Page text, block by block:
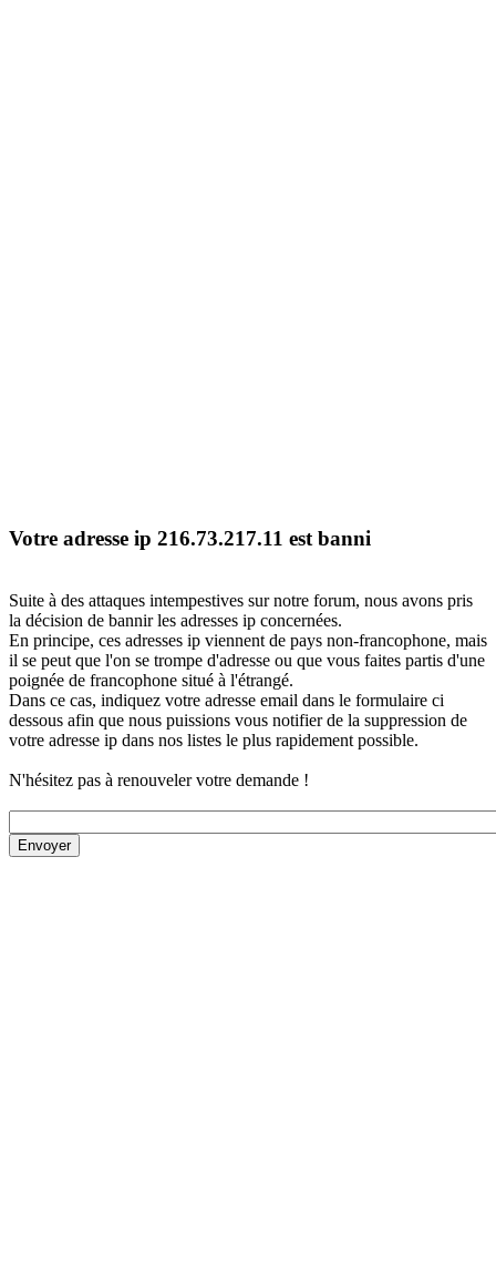
Votre adresse ip 216.73.217.11 est banni
Suite à des attaques intempestives sur notre forum, nous avons pris
la décision de bannir les adresses ip concernées.
En principe, ces adresses ip viennent de pays non-francophone, mais
il se peut que l'on se trompe d'adresse ou que vous faites partis d'une
poignée de francophone situé à l'étrangé.
Dans ce cas, indiquez votre adresse email dans le formulaire ci
dessous afin que nous puissions vous notifier de la suppression de
votre adresse ip dans nos listes le plus rapidement possible.
N'hésitez pas à renouveler votre demande !